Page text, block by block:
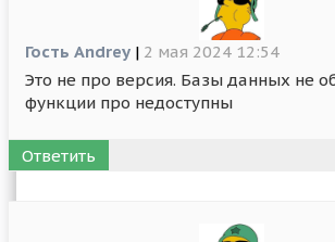
Гость Andrey | 2 мая 2024 12:54
Это не про версия. Базы данных не
функции про недоступны
Ответить